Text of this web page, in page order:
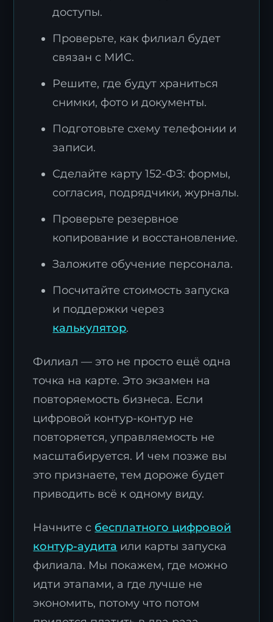
доступы.
Проверьте, как филиал будет
связан с МИС.
Решите, где будут храниться
снимки, фото и документы.
Подготовьте схему телефонии и
записи.
Сделайте карту 152-ФЗ: формы,
согласия, подрядчики, журналы.
Проверьте резервное
копирование и восстановление.
Заложите обучение персонала.
Посчитайте стоимость запуска
и поддержки через
калькулятор.
Филиал — это не просто ещё одна
точка на карте. Это экзамен на
повторяемость бизнеса. Если
цифровой контур-контур не
повторяется, управляемость не
масштабируется. И чем позже вы
это признаете, тем дороже будет
приводить всё к одному виду.
Начните с бесплатного цифровой
контур-аудита или карты запуска
филиала. Мы покажем, где можно
идти этапами, а где лучше не
экономить, потому что потом